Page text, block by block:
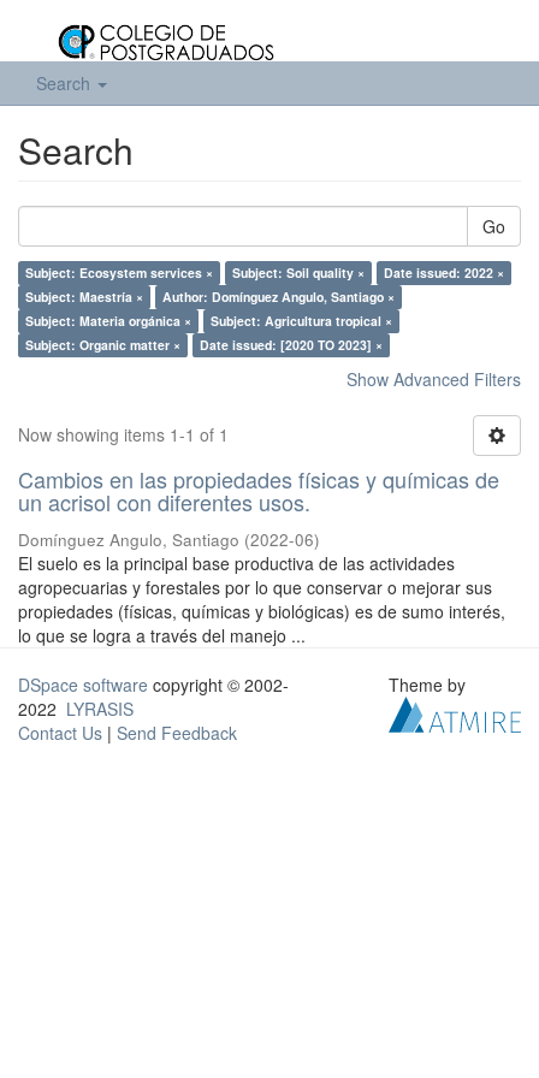
Search
Search
Go
Subject: Ecosystem services × Subject: Soil quality ×
Date issued: 2022 ×
Subject: Maestría ×
Author: Domínguez Angulo, Santiago ×
Subject: Materia orgánica ×
Subject: Agricultura tropical ×
Subject: Organic matter ×
Date issued: [2020 TO 2023] ×
Show Advanced Filters
Now showing items 1-1 of 1
Cambios en las propiedades físicas y químicas de
un acrisol con diferentes usos.
Domínguez Angulo, Santiago (2022-06)
El suelo es la principal base productiva de las actividades
agropecuarias y forestales por lo que conservar o mejorar sus
propiedades (físicas, químicas y biológicas) es de sumo interés,
lo que se logra a través del manejo ...
DSpace software copyright © 2002-
2022 LYRASIS
Contact Us | Send Feedback
Theme by